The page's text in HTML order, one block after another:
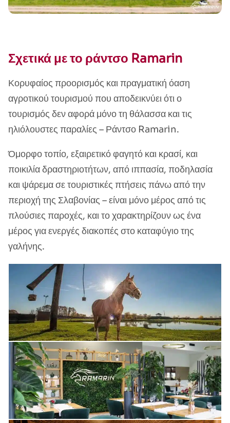
Σχετικά με το ράντσο Ramarin
Κορυφαίος προορισμός και πραγματική όαση
αγροτικού τουρισμού που αποδεικνύει ότι ο
τουρισμός δεν αφορά μόνο τη θάλασσα και τις
ηλιόλουστες παραλίες – Ράντσο Ramarin.
Όμορφο τοπίο, εξαιρετικό φαγητό και κρασί, και
ποικιλία δραστηριοτήτων, από ιππασία, ποδηλασία
και ψάρεμα σε τουριστικές πτήσεις πάνω από την
περιοχή της Σλαβονίας – είναι μόνο μέρος από τις
πλούσιες παροχές, και το χαρακτηρίζουν ως ένα
μέρος για ενεργές διακοπές στο καταφύγιο της
γαλήνης.